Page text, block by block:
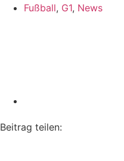
Fußball, G1, News
Beitrag teilen: